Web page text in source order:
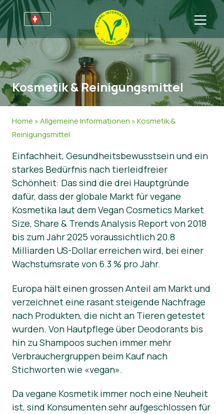
Für Unternehmen
Informationen für Unternehmen
Detailhandel und Eigenmarken
Vorteile
Kriterien des V-Labels
Resources
Angebot anfordern
Bereiche
Allgemeine Informationen
Kosmetik & Reinigungsmittel
Non-Food
Gastronomie
FAQ
Allgemeine Informationen
Zertifizierte Produkte
Über uns
Über uns
Kontakt
Angebot anfordern
Missbrauch melden
Nachrichten
Presse-Materialien
Kosmetik & Reinigungsmittel
Home »Allgemeine Informationen »Kosmetik &
Reinigungsmittel
Einfachheit, Gesundheitsbewusstsein und ein
starkes Bedürfnis nach tierleidfreier
Schönheit: Das sind die drei Hauptgründe
dafür, dass der globale Markt für vegane
Kosmetika laut dem Vegan Cosmetics Market
Size, Share & Trends Analysis Report von 2018
bis zum Jahr 2025 voraussichtlich 20.8
Milliarden US-Dollar erreichen wird, bei einer
Wachstumsrate von 6.3 % pro Jahr.
Europa hält einen grossen Anteil am Markt und
verzeichnet eine rasant steigende Nachfrage
nach Produkten, die nicht an Tieren getestet
wurden. Von Hautpflege über Deodorants bis
hin zu Shampoos suchen immer mehr
Verbrauchergruppen beim Kauf nach
Stichworten wie «vegan».
Da vegane Kosmetik immer noch eine Neuheit
ist, sind Konsumenten sehr aufgeschlossen für